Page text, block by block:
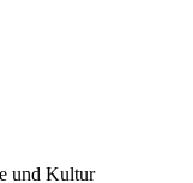
und Kultur